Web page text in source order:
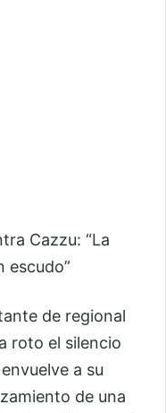
Cazzu: “La
escudo”
de regional
roto el silencio
a su
de una